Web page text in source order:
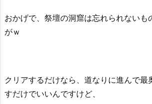
おかげで、祭壇の洞窟は忘れられないも
がｗ
クリアするだけなら、道なりに進んで最
すだけでいいんですけど、